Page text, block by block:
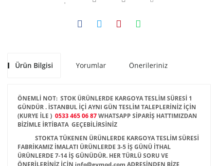
Ürün Bilgisi Yorumlar Önerileriniz
ÖNEMLİ NOT: STOK ÜRÜNLERDE KARGOYA TESLİM SÜRESİ 1
GÜNDÜR . İSTANBUL İÇİ AYNI GÜN TESLİM TALEPLERİNİZ İÇİN
(KURYE İLE ) 0533 465 06 87WHATSAPP SİPARİŞ HATTIMIZDAN
BİZİMLE İRTİBATA GEÇEBİLİRSİNİZ
STOKTA TÜKENEN ÜRÜNLERDE KARGOYA TESLİM SÜRESİ
FABRİKAMIZ İMALATI ÜRÜNLERDE 3-5 İŞ GÜNÜ İTHAL
ÜRÜNLERDE 7-14 İŞ GÜNÜDÜR. HER TÜRLÜ SORU VE
ÖNERİLERİNİZ İÇİN info@eymod.com ADRESİNDEN BİZE